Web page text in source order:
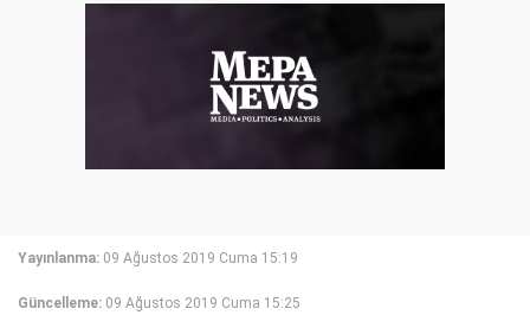
Yayınlanma: 09 Ağustos 2019 Cuma 15:19
Güncelleme: 09 Ağustos 2019 Cuma 15:25